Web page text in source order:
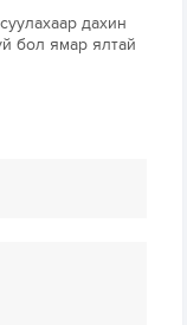
дахин
бол ямар ялтай